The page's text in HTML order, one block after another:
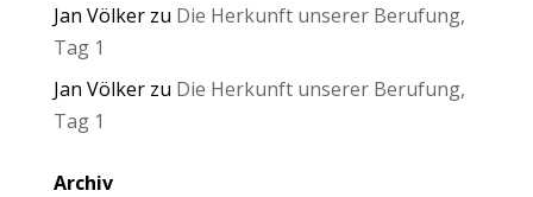
Jan Völkerzu Die Herkunft unserer Berufung,
Tag 1
Jan Völkerzu Die Herkunft unserer Berufung,
Tag 1
Archiv